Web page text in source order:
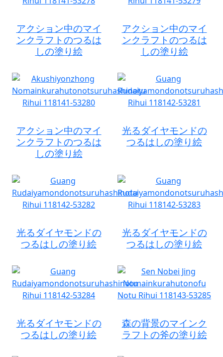
アクション中のマイ
ンクラフトのつるは
しの塗り絵
アクション中のマイ
ンクラフトのつるは
しの塗り絵
アクション中のマイ
ンクラフトのつるは
しの塗り絵
光るダイヤモンドの
つるはしの塗り絵
光るダイヤモンドの
つるはしの塗り絵
光るダイヤモンドの
つるはしの塗り絵
光るダイヤモンドの
つるはしの塗り絵
森の背景のマインク
ラフトの斧の塗り絵